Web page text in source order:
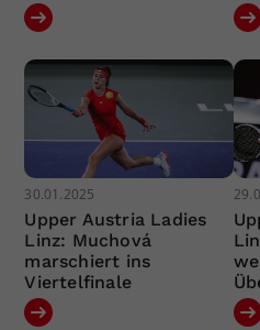
30.01.2025
Upper Austria Ladies
Linz: Muchová
marschiert ins
Viertelfinale